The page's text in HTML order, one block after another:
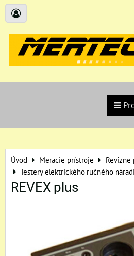
Úvod Meracie prístroje
Testery elektrického ručného
REVEX plus